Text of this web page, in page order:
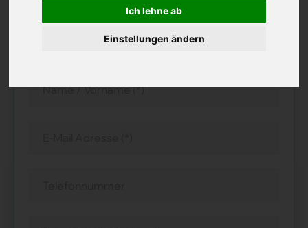
Ich lehne ab
Einstellungen ändern
Frau